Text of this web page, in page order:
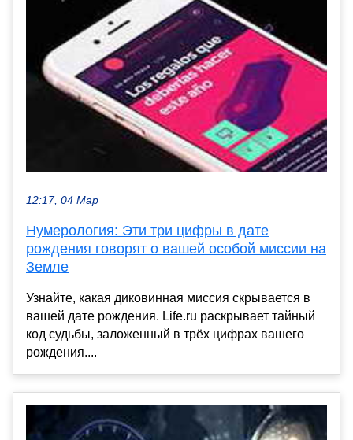
12:17, 04 Мар
Нумерология: Эти три цифры в дате
рождения говорят о вашей особой миссии на
Земле
Узнайте, какая диковинная миссия скрывается в
вашей дате рождения. Life.ru раскрывает тайный
код судьбы, заложенный в трёх цифрах вашего
рождения....